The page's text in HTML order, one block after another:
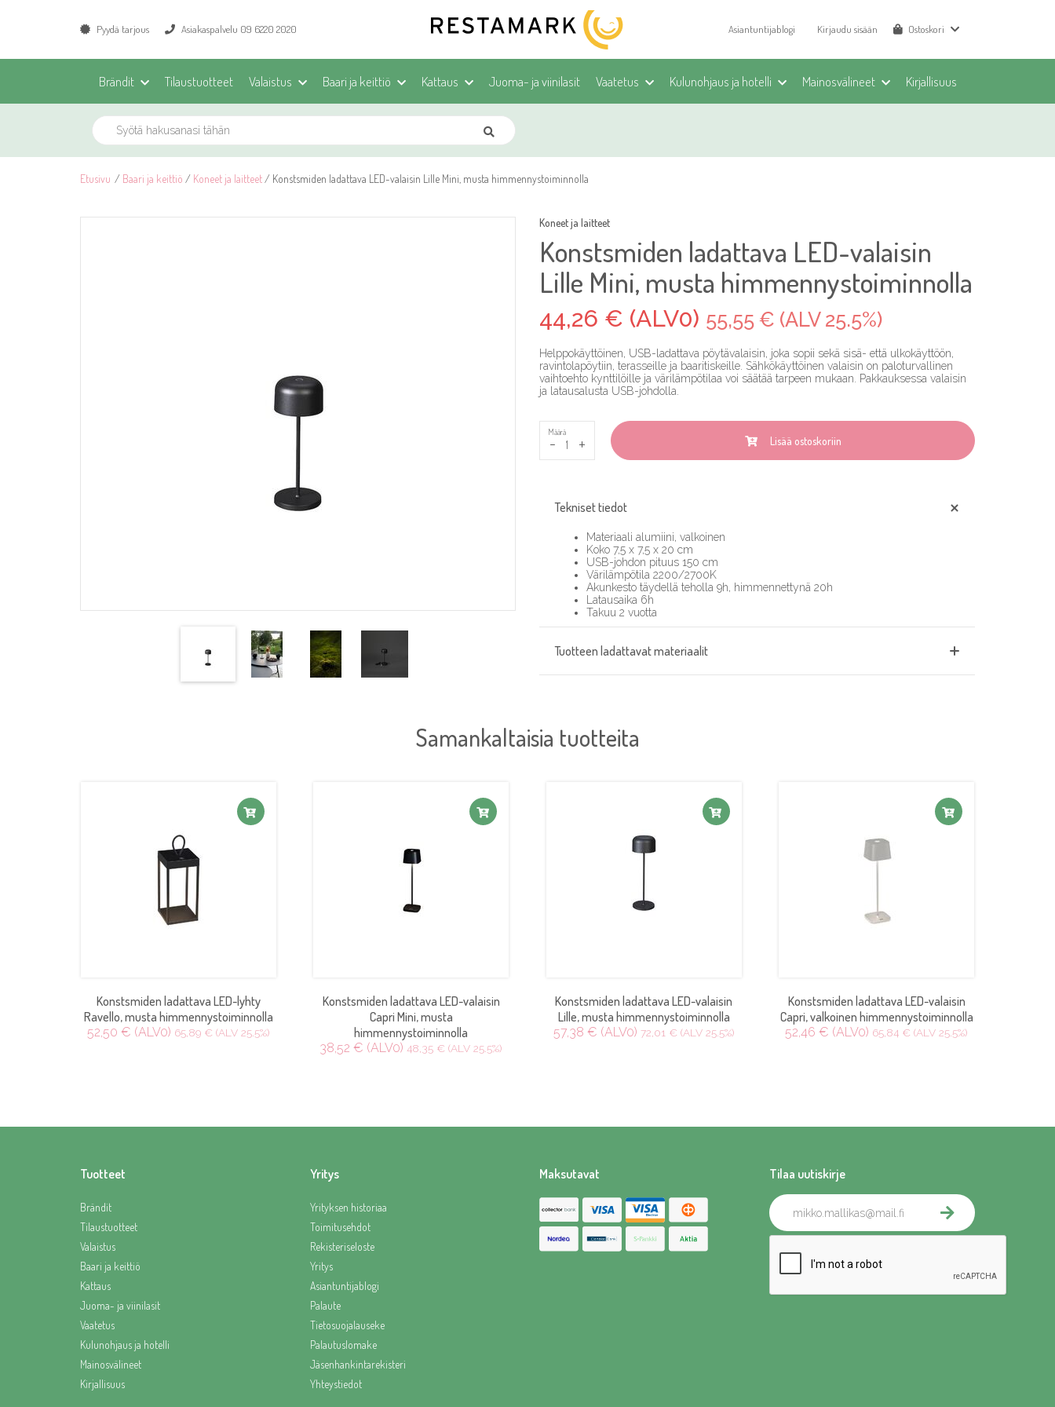
Pyydä tarjous Asiakaspalvelu 09 6220 2020 Asiantuntijablogi Kirjaudu sisään Ostoskori
Brändit Tilaustuotteet Valaistus Baari ja keittiö Kattaus Juoma- ja viinilasit Vaatetus Kulunohjaus ja hotelli Mainosvälineet Kirjallisuus
Etusivu / Baari ja keittiö / Koneet ja laitteet / Konstsmiden ladattava LED-valaisin Lille Mini, musta himmennystoiminnolla
Koneet ja laitteet
Konstsmiden ladattava LED-valaisin
Lille Mini, musta himmennystoiminnolla
44,26 € (ALV0) 55,55 € (ALV 25.5%)
Helppokäyttöinen, USB-ladattava pöytävalaisin, joka sopii sekä sisä- että ulkokäyttöön,
ravintolapöytiin, terasseille ja baaritiskeille. Sähkökäyttöinen valaisin on paloturvallinen
vaihtoehto kynttilöille ja värilämpötilaa voi säätää tarpeen mukaan. Pakkauksessa valaisin
ja latausalusta USB-johdolla.
Määrä
- + Lisää ostoskoriin
Tekniset tiedot
Materiaali alumiini, valkoinen
Koko 7,5 x 7,5 x 20 cm
USB-johdon pituus 150 cm
Värilämpötila 2200/2700K
Akunkesto täydellä teholla 9h, himmennettynä 20h
Latausaika 6h
Takuu 2 vuotta
Tuotteen ladattavat materiaalit
Samankaltaisia tuotteita
Konstsmiden ladattava LED-lyhty
Ravello, musta himmennystoiminnolla
52,50 € (ALV0) 65,89 € (ALV 25.5%)
Konstsmiden ladattava LED-valaisin
Capri Mini, musta
himmennystoiminnolla
38,52 € (ALV0) 48,35 € (ALV 25.5%)
Konstsmiden ladattava LED-valaisin
Lille, musta himmennystoiminnolla
57,38 € (ALV0) 72,01 € (ALV 25.5%)
Konstsmiden ladattava LED-valaisin
Capri, valkoinen himmennystoiminnolla
52,46 € (ALV0) 65,84 € (ALV 25.5%)
Tuotteet
Brändit
Tilaustuotteet
Valaistus
Baari ja keittiö
Kattaus
Juoma- ja viinilasit
Vaatetus
Kulunohjaus ja hotelli
Mainosvälineet
Kirjallisuus
Yritys
Yrityksen historiaa
Toimitusehdot
Rekisteriseloste
Yritys
Asiantuntijablogi
Palaute
Tietosuojalauseke
Palautuslomake
Jäsenhankintarekisteri
Yhteystiedot
Maksutavat Tilaa uutiskirje